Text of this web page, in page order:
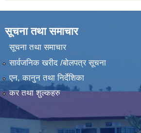
सूचना तथा समाचार
सूचना तथा समाचार
सार्वजनिक खरीद /बोलपत्र सूचना
एन, कानुन तथा निर्देशिका
कर तथा शुल्कहरु